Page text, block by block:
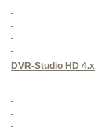
DVR-Studio HD 4.x